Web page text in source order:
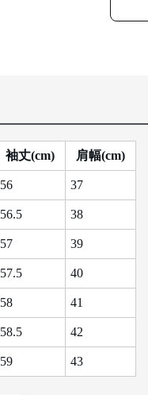
袖丈(cm) 肩幅(cm)
56 37
56.5 38
57 39
57.5 40
58 41
58.5 42
59 43